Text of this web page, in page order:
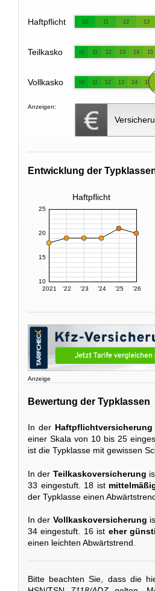
Haftpflicht 10 11 12 13
Teilkasko 10 11 12 13 14 15
Vollkasko 10 11 12 13 14 15
Anzeigen:
Entwicklung der
Haftpflicht
2021 '22 '23 '24 '25 '26
10
15
20
25
Anzeige
Bewertung der Typklassen
In der Haftpflichtversicherung
einer Skala von 10 bis 25
ist die Typklasse mit gewissen
In der Teilkaskoversicherung
33 eingestuft. 18 ist
der Typklasse einen
In der Vollkaskoversicherung
34 eingestuft. 16 ist eher
einen leichten Abwärtstrend.
Bitte beachten Sie, dass die